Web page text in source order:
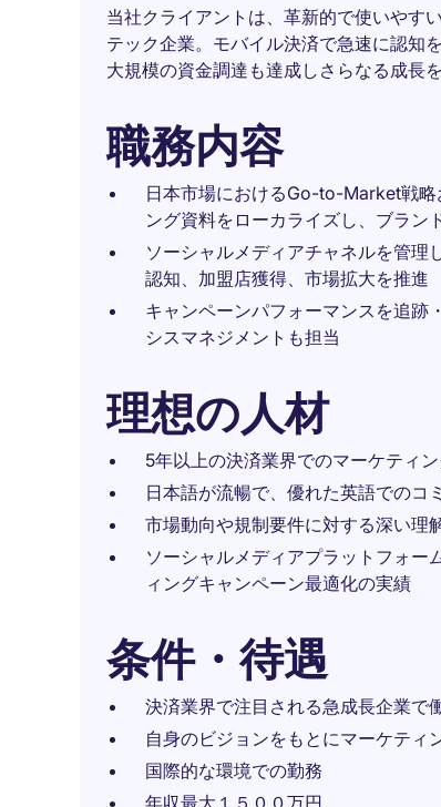
当社クライアントは、革新的で使いやす
テック企業。モバイル決済で急速に認知
大規模の資金調達も達成しさらなる成長を
職務内容
日本市場におけるGo-to-Market戦
ング資料をローカライズし、ブラン
ソーシャルメディアチャネルを管理
認知、加盟店獲得、市場拡大を推進
キャンペーンパフォーマンスを追跡
シスマネジメントも担当
理想の人材
5年以上の決済業界でのマーケティ
日本語が流暢で、優れた英語でのコ
市場動向や規制要件に対する深い理
ソーシャルメディアプラットフォー
ィングキャンペーン最適化の実績
条件・待遇
決済業界で注目される急成長企業で
自身のビジョンをもとにマーケティ
国際的な環境での勤務
年収最大１５００万円